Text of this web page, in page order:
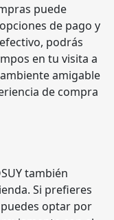
puede
de pago y
podrás
en tu visita a
ambiente amigable
de compra
también
Si prefieres
optar por